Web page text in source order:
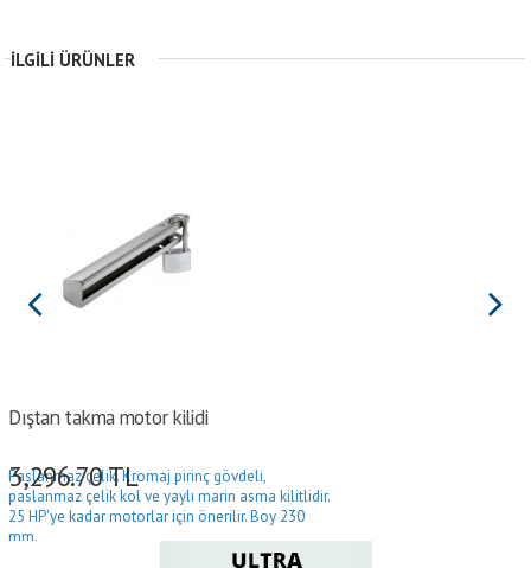
İLGILI ÜRÜNLER
Dıştan takma motor kilidi
Paslanmaz çelik. Kromaj pirinç gövdeli,
paslanmaz çelik kol ve yaylı marin asma kilitlidir.
25 HP'ye kadar motorlar için önerilir. Boy 230
mm.
3,296.70TL